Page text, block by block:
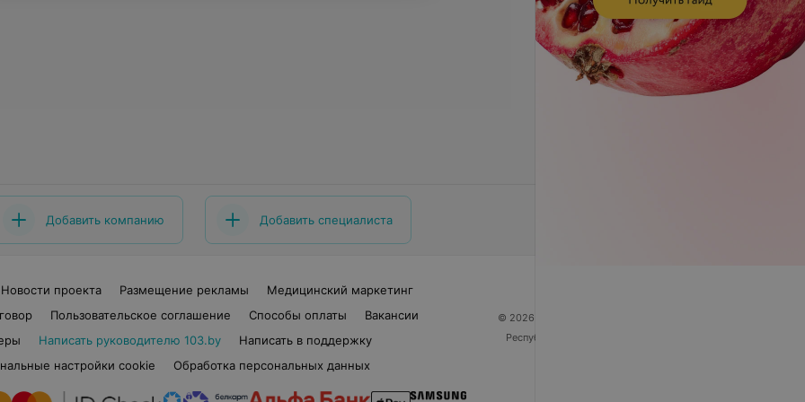
Добавить компанию Добавить специалиста
Новости проекта Размещение рекламы
Медицинский маркетинг
Пользовательское соглашение Способы оплаты
Вакансии
Написать руководителю 103.by
Написать в поддержку
настройки cookie
Обработка персональных данных
© 2026 ООО «Артокс Лаб», УНП 191700409
Республика Беларусь, г. Минск, улица Толбухина, 2,